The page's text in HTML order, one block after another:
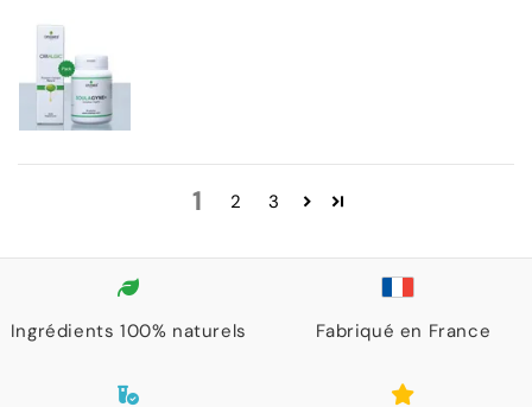
1 2 3
Ingrédients 100% naturels Fabriqué en France